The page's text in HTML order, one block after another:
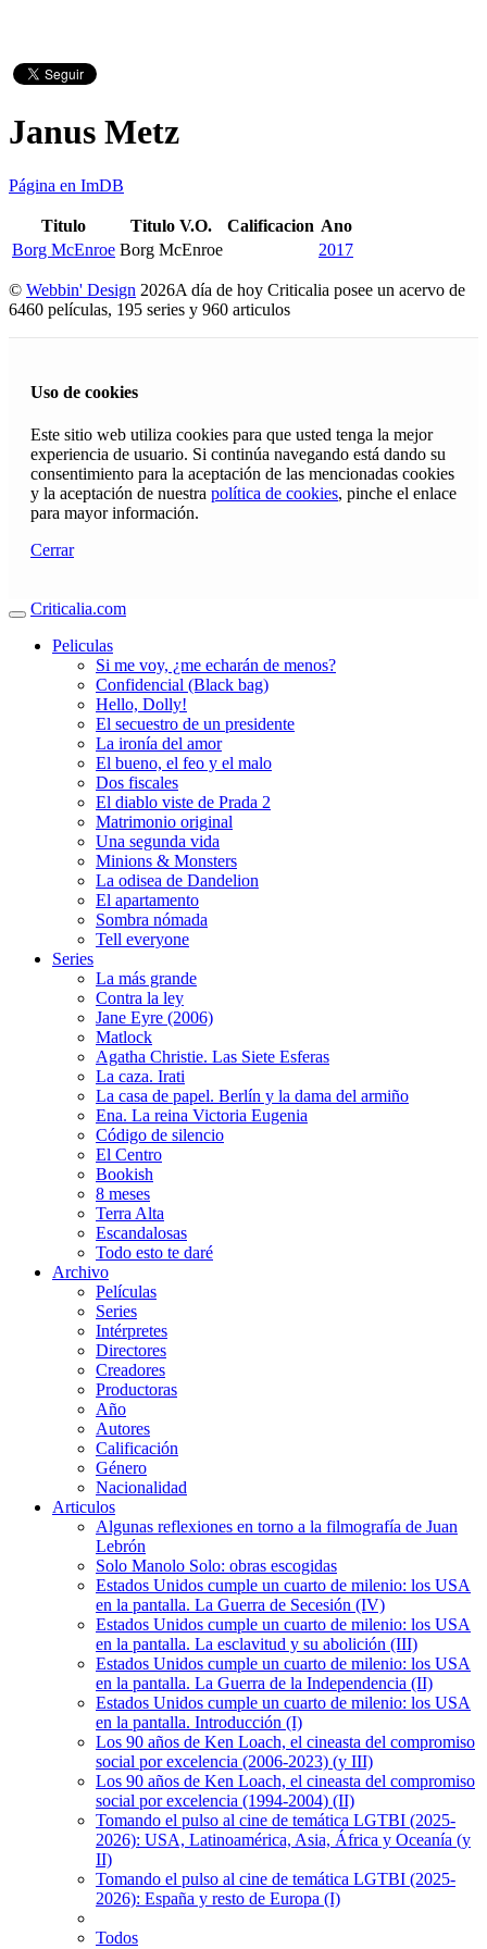
Janus Metz
Página en ImDB
Titulo Titulo V.O. Calificacion Ano
Borg McEnroe Borg McEnroe 2017
© Webbin' Design 2026A día de hoy Criticalia posee un acervo de
6460 películas, 195 series y 960 articulos
Uso de cookies
Este sitio web utiliza cookies para que usted tenga la mejor
experiencia de usuario. Si continúa navegando está dando su
consentimiento para la aceptación de las mencionadas cookies
y la aceptación de nuestra política de cookies, pinche el enlace
para mayor información.
Cerrar
Criticalia.com
Peliculas
Si me voy, ¿me echarán de menos?
Confidencial (Black bag)
Hello, Dolly!
El secuestro de un presidente
La ironía del amor
El bueno, el feo y el malo
Dos fiscales
El diablo viste de Prada 2
Matrimonio original
Una segunda vida
Minions & Monsters
La odisea de Dandelion
El apartamento
Sombra nómada
Tell everyone
Series
La más grande
Contra la ley
Jane Eyre (2006)
Matlock
Agatha Christie. Las Siete Esferas
La caza. Irati
La casa de papel. Berlín y la dama del armiño
Ena. La reina Victoria Eugenia
Código de silencio
El Centro
Bookish
8 meses
Terra Alta
Escandalosas
Todo esto te daré
Archivo
Películas
Series
Intérpretes
Directores
Creadores
Productoras
Año
Autores
Calificación
Género
Nacionalidad
Articulos
Algunas reflexiones en torno a la filmografía de Juan
Lebrón
Solo Manolo Solo: obras escogidas
Estados Unidos cumple un cuarto de milenio: los USA
en la pantalla. La Guerra de Secesión (IV)
Estados Unidos cumple un cuarto de milenio: los USA
en la pantalla. La esclavitud y su abolición (III)
Estados Unidos cumple un cuarto de milenio: los USA
en la pantalla. La Guerra de la Independencia (II)
Estados Unidos cumple un cuarto de milenio: los USA
en la pantalla. Introducción (I)
Los 90 años de Ken Loach, el cineasta del compromiso
social por excelencia (2006-2023) (y III)
Los 90 años de Ken Loach, el cineasta del compromiso
social por excelencia (1994-2004) (II)
Tomando el pulso al cine de temática LGTBI (2025-
2026): USA, Latinoamérica, Asia, África y Oceanía (y
II)
Tomando el pulso al cine de temática LGTBI (2025-
2026): España y resto de Europa (I)
Todos